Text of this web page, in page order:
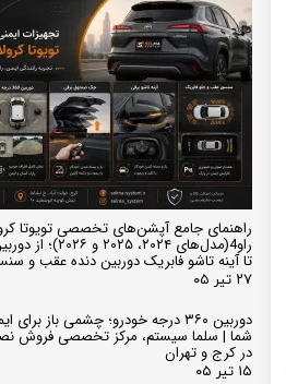
راهنمای جامع آپشن‌های تخصصی تویوتا
تا آینه تاشو فابریک دوربین دنده عقب و
۲۷ تیر ۰۵
دوربین ۳۶۰ درجه خودرو؛ چشمی باز
شما | سلما سیستم، مرکز تخصصی فروش
در کرج و تهران
۱۵ تیر ۰۵